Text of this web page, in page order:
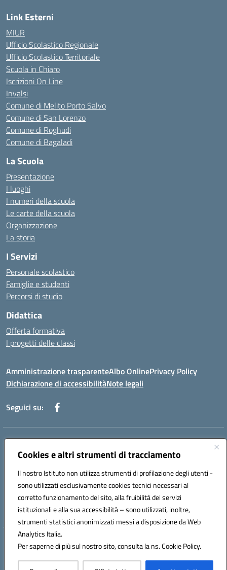
Cookies e altri strumenti di tracciamento
Il nostro Istituto non utilizza strumenti di profilazione degli utenti -
sono utilizzati esclusivamente cookies tecnici necessari al
corretto funzionamento del sito, alla fruibilità dei servizi
istituzionali e alla sua accessibilità – sono utilizzati, inoltre,
strumenti statistici anonimizzati messi a disposizione da Web
Analytics Italia.
Per saperne di più sul nostro sito, consulta la ns. Cookie Policy.
Link Esterni
MIUR
Ufficio Scolastico Regionale
Ufficio Scolastico Territoriale
Scuola in Chiaro
Iscrizioni On Line
Invalsi
Comune di Melito Porto Salvo
Comune di San Lorenzo
Comune di Roghudi
Comune di Bagaladi
La Scuola
Presentazione
I luoghi
I numeri della scuola
Le carte della scuola
Organizzazione
La storia
I Servizi
Personale scolastico
Famiglie e studenti
Percorsi di studio
Didattica
Offerta formativa
I progetti delle classi
Amministrazione trasparenteAlbo OnlinePrivacy Policy
Dichiarazione di accessibilitàNote legali
Seguici su:
Indirizzo:
Centralino:+39 0965 78 12 60 Email:rcic841003@istruzione.it
Codice fiscale: 92034530805
Codice meccanografico:
rcic841003
Codice Indice delle Pubbliche Amministrazioni (IPA): istsc_rcic841003
Hosting & Powered by 3D Solution S.r.l.
Concept & Design by Designers Italia